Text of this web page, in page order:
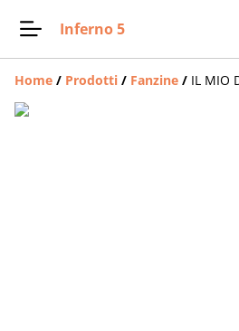
Inferno 5
Home / Prodotti / Fanzine / IL MIO